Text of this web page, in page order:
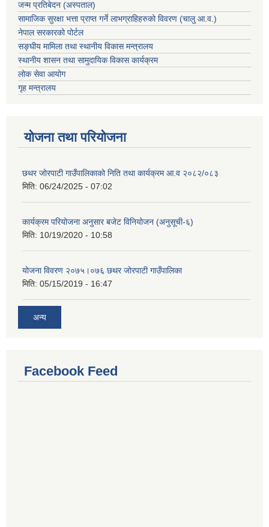
जन्म प्रतिबेदन (अस्पताल)
सामाजिक सुरक्षा भत्ता प्राप्त गर्ने लाभग्राहिहरुको विवरण (चालु आ.व.)
नेपाल सरकारको पोर्टल
सङ्घीय मामिला तथा स्थानीय विकास मन्त्रालय
स्थानीय शासन तथा सामुदायिक विकास कार्यक्रम
लोक सेवा आयोग
गृह मन्त्रालय
योजना तथा परियोजना
छथर जोरपाटी गाउँपालिकाको निति तथा कार्यक्रम आ.व २०८२/०८३
मिति: 06/24/2025 - 07:02
कार्यक्रम परियोजना अनुसार बजेट विनियोजन (अनुसूची-६)
मिति: 10/19/2020 - 10:58
योजना विवरण २०७५।०७६ छथर जोरपाटी गाउँपालिका
मिति: 05/15/2019 - 16:47
अन्य
Facebook Feed